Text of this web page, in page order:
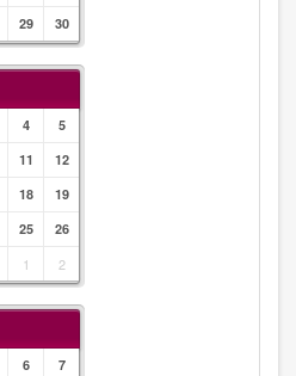
29 30
4
5
11
12
18
19
25
26
1 2
6
7